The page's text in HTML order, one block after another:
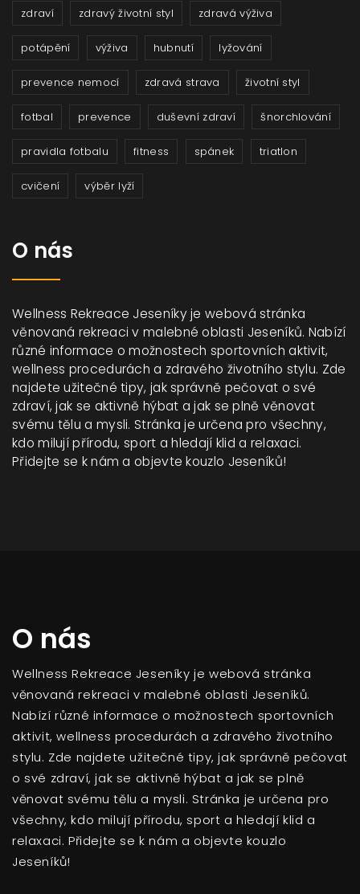
zdraví zdravý životní styl zdravá výživa
potápění výživa hubnutí lyžování
prevence nemocí zdravá strava životní styl
fotbal prevence duševní zdraví šnorchlování
pravidla fotbalu fitness spánek triatlon
cvičení výběr lyží
O nás
Wellness Rekreace Jeseníky je webová stránka
věnovaná rekreaci v malebné oblasti Jeseníků. Nabízí
různé informace o možnostech sportovních aktivit,
wellness procedurách a zdravého životního stylu. Zde
najdete užitečné tipy, jak správně pečovat o své
zdraví, jak se aktivně hýbat a jak se plně věnovat
svému tělu a mysli. Stránka je určena pro všechny,
kdo milují přírodu, sport a hledají klid a relaxaci.
Přidejte se k nám a objevte kouzlo Jeseníků!
O nás
Wellness Rekreace Jeseníky je webová stránka
věnovaná rekreaci v malebné oblasti Jeseníků.
Nabízí různé informace o možnostech sportovních
aktivit, wellness procedurách a zdravého životního
stylu. Zde najdete užitečné tipy, jak správně pečovat
o své zdraví, jak se aktivně hýbat a jak se plně
věnovat svému tělu a mysli. Stránka je určena pro
všechny, kdo milují přírodu, sport a hledají klid a
relaxaci. Přidejte se k nám a objevte kouzlo
Jeseníků!